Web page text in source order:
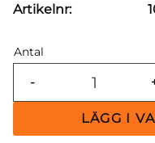
Antal
-
Artikelnr